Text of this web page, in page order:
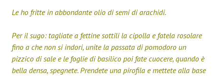
Le ho fritte in abbondante olio di semi di arachidi.
Per il sugo: tagliate a fettine sottili la cipolla e fatela rosolare
fino a che non si indori, unite la passata di pomodoro un
pizzico di sale e le foglie di basilico poi fate cuocere, quando è
bella densa, spegnete. Prendete una pirofila e mettete alla base